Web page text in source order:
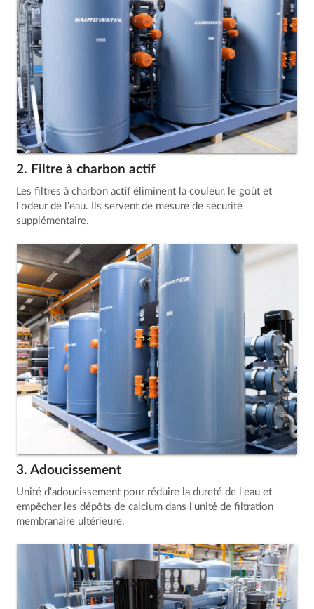
2. Filtre à charbon actif
Les filtres à charbon actif éliminent la couleur, le goût et
l'odeur de l'eau. Ils servent de mesure de sécurité
supplémentaire.
3. Adoucissement
Unité d'adoucissement pour réduire la dureté de l'eau et
empêcher les dépôts de calcium dans l'unité de filtration
membranaire ultérieure.